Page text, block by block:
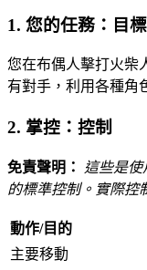
1. 您的任務：目標
您在布偶人擊打火柴
有對手，利用各種角
2. 掌控：控制
免責聲明：
這些是
的標準控制。實際控
動作/目的
主要移動